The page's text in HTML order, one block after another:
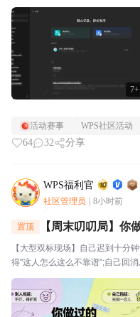
7+
灵感，更搭建起官方与用户的双
视。⭐关于WPS社区WPS社区（
活动赛事 WPS社区活动
64 32 分享
WPS福利官
社区管理员 8小时前
置顶 【周末叨叨局】你
【大型双标现场】自己迟到十分
得"这人怎么这么不靠谱”;自己回
“故意不回我吧”🔥玩法："我对自
是这么双标。评论区坦...